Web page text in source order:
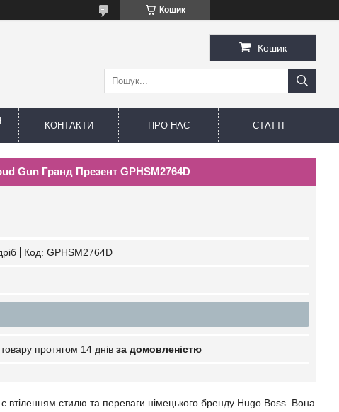
Кошик
Кошик
КОНТАКТИ ПРО НАС СТАТТІ
Gun Гранд Презент GPHSM2764D
Код: GPHSM2764D
протягом 14 днів за домовленістю
втіленням стилю та переваги німецького бренду Hugo Boss. Вона